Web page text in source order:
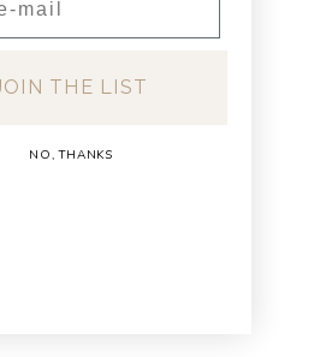
THE LIST
NO, THANKS